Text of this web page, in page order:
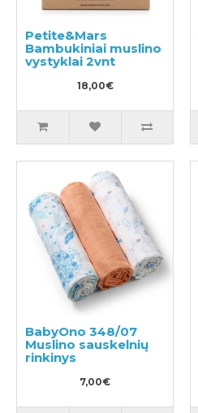
Petite&Mars
Bambukiniai muslino
vystyklai 2vnt
18,00€
BabyOno 348/07
Muslino sauskelnių
rinkinys
7,00€